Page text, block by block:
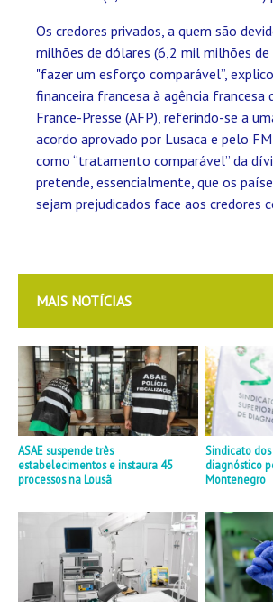
Os credores privados, a quem são
milhões de dólares (6,2 mil milhões de
"fazer um esforço comparável”,
financeira francesa à agência francesa
France-Presse (AFP), referindo-se a
acordo aprovado por Lusaca e pelo
como “tratamento comparável” da
pretende, essencialmente, que os
sejam prejudicados face aos credores
MAIS NOTÍCIAS
ASAE suspende três
estabelecimentos e instaura 45
processos na Lousã
Sindicato
diagnóstico
Montenegro